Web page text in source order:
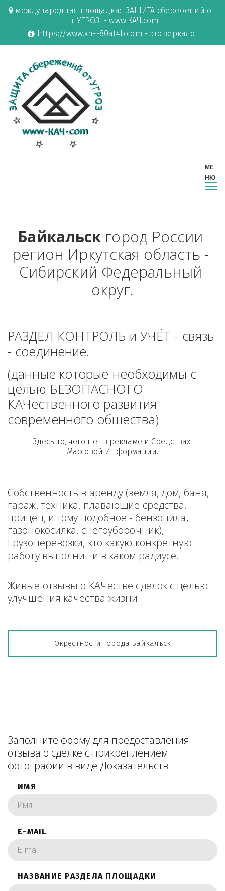
международная площадка: "ЗАЩИТА сбережений о
т УГРОЗ" - www.КАЧ.com
https://www.xn--80at4b.com - это зеркало
Байкальск город России
регион Иркутская область -
Сибирский Федеральный
округ.
РАЗДЕЛ КОНТРОЛЬ и УЧЁТ - связь
- соединение.
(данные которые необходимы с
целью БЕЗОПАСНОГО
КАЧественного развития
современного общества)
Здесь то, чего нет в рекламе и Средствах
Массовой Информации.
Собственность в аренду (земля, дом, баня,
гараж, техника, плавающие средства,
прицеп, и тому подобное - бензопила,
газонокосилка, снегоуборочник),
Грузоперевозки, кто какую конкретную
работу выполнит и в каком радиусе.
Живые отзывы о КАЧестве сделок с целью
улучшения качества жизни
Окрестности города Байкальск
Заполните форму для предоставления
отзыва о сделке с прикреплением
фотографии в виде Доказательств
ИМЯ
E-MAIL
НАЗВАНИЕ РАЗДЕЛА ПЛОЩАДКИ